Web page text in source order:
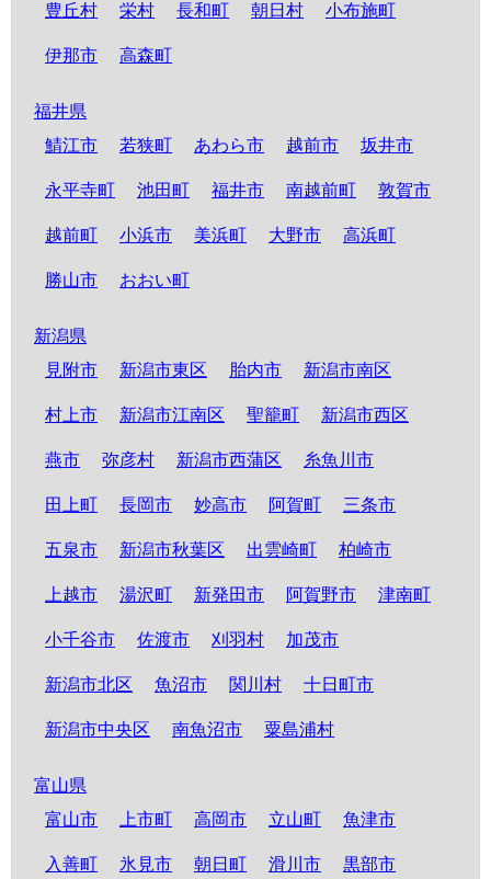
豊丘村 栄村 長和町 朝日村 小布施町
伊那市 高森町
福井県
鯖江市
若狭町 あわら市 越前市 坂井市
永平寺町 池田町 福井市 南越前町 敦賀市
越前町 小浜市 美浜町 大野市 高浜町
勝山市 おおい町
新潟県
見附市
新潟市東区 胎内市 新潟市南区
村上市 新潟市江南区 聖籠町 新潟市西区
燕市 弥彦村 新潟市西蒲区 糸魚川市
田上町 長岡市 妙高市 阿賀町 三条市
五泉市 新潟市秋葉区 出雲崎町 柏崎市
上越市 湯沢町 新発田市 阿賀野市 津南町
小千谷市 佐渡市 刈羽村 加茂市
新潟市北区 魚沼市 関川村 十日町市
新潟市中央区 南魚沼市 粟島浦村
富山県
富山市
上市町 高岡市 立山町 魚津市
入善町 氷見市 朝日町 滑川市 黒部市